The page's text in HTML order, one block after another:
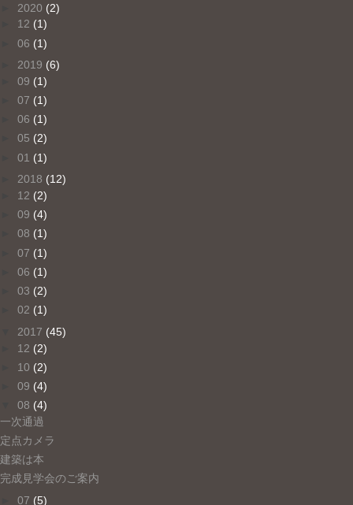
2020 (2)
12 (1)
06 (1)
2019 (6)
09 (1)
07 (1)
06 (1)
05 (2)
01 (1)
2018 (12)
12 (2)
09 (4)
08 (1)
07 (1)
06 (1)
03 (2)
02 (1)
2017 (45)
12 (2)
10 (2)
09 (4)
08 (4)
一次通過
定点カメラ
建築は本
完成見学会のご案内
07 (5)